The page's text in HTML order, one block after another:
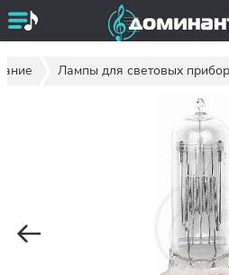
Лампы для световых